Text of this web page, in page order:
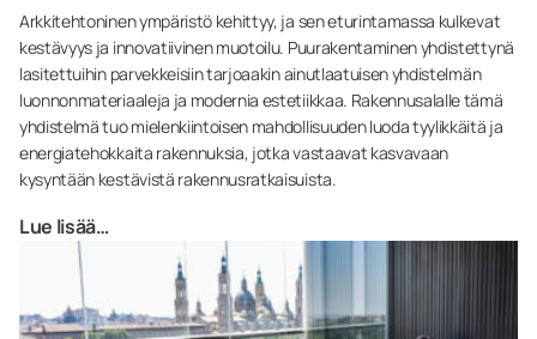
Arkkitehtoninen ympäristö kehittyy, ja sen eturintamassa kulkevat
kestävyys ja innovatiivinen muotoilu. Puurakentaminen yhdistettynä
lasitettuihin parvekkeisiin tarjoaakin ainutlaatuisen yhdistelmän
luonnonmateriaaleja ja modernia estetiikkaa. Rakennusalalle tämä
yhdistelmä tuo mielenkiintoisen mahdollisuuden luoda tyylikkäitä ja
energiatehokkaita rakennuksia, jotka vastaavat kasvavaan
kysyntään kestävistä rakennusratkaisuista.
Lue lisää…